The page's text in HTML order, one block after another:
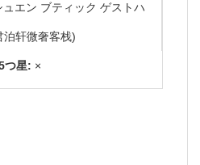
エン ブティック ゲストハ
泊轩微奢客栈)
つ星: ×